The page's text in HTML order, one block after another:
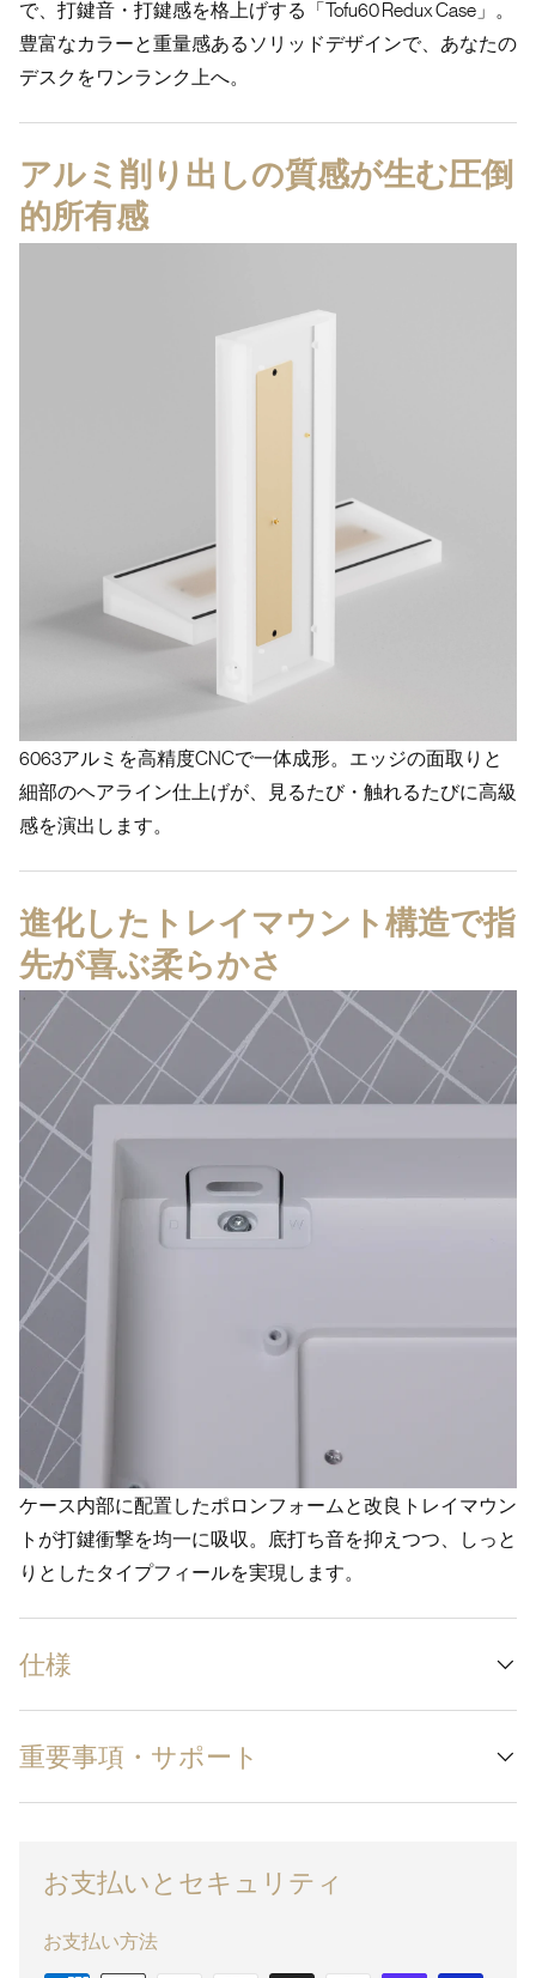
で、打鍵音・打鍵感を格上げする「Tofu60 Redux Case」。
豊富なカラーと重量感あるソリッドデザインで、あなたの
デスクをワンランク上へ。
アルミ削り出しの質感が生む圧倒
的所有感
6063アルミを高精度CNCで一体成形。エッジの面取りと
細部のヘアライン仕上げが、見るたび・触れるたびに高級
感を演出します。
進化した トレイマウント構造で指
先が喜ぶ柔らかさ
ケース内部に配置したポロンフォームと改良 トレイマウン
トが打鍵衝撃を均一に吸収。底打ち音を抑えつつ、しっと
りとしたタイプフィールを実現します。
仕様
重要事項・サポート
お支払いとセキュリティ
お支払い方法